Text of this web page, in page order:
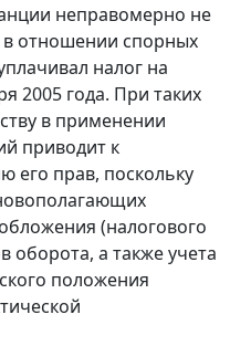
неправомерно не
в отношении спорных
налог на
2005 года. При таких
в применении
приводит к
его прав, поскольку
(налогового
оборота, а также учета
положения